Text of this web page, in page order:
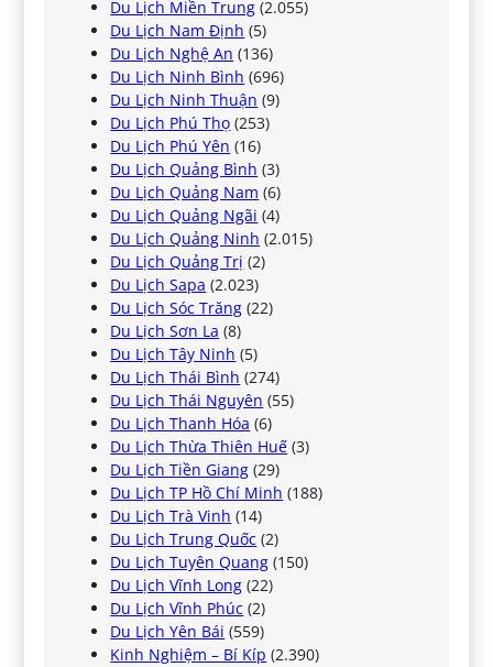
Du Lịch Miền Trung (2.055)
Du Lịch Nam Định (5)
Du Lịch Nghệ An (136)
Du Lịch Ninh Bình (696)
Du Lịch Ninh Thuận (9)
Du Lịch Phú Thọ (253)
Du Lịch Phú Yên (16)
Du Lịch Quảng Bình (3)
Du Lịch Quảng Nam (6)
Du Lịch Quảng Ngãi (4)
Du Lịch Quảng Ninh (2.015)
Du Lịch Quảng Trị (2)
Du Lịch Sapa (2.023)
Du Lịch Sóc Trăng (22)
Du Lịch Sơn La (8)
Du Lịch Tây Ninh (5)
Du Lịch Thái Bình (274)
Du Lịch Thái Nguyên (55)
Du Lịch Thanh Hóa (6)
Du Lịch Thừa Thiên Huế (3)
Du Lịch Tiền Giang (29)
Du Lịch TP Hồ Chí Minh (188)
Du Lịch Trà Vinh (14)
Du Lịch Trung Quốc (2)
Du Lịch Tuyên Quang (150)
Du Lịch Vĩnh Long (22)
Du Lịch Vĩnh Phúc (2)
Du Lịch Yên Bái (559)
Kinh Nghiệm – Bí Kíp (2.390)